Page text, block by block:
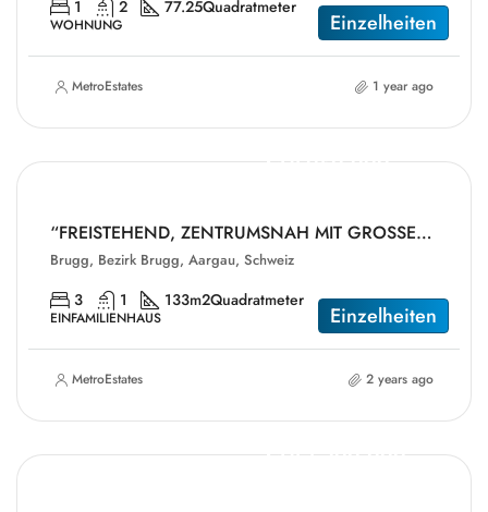
1 2 77.25Quadratmeter
WOHNUNG Einzelheiten
MetroEstates 1 year ago
CHF950,000
“FREISTEHEND, ZENTRUMSNAH MIT GROSSEM GRUNDSTÜCK”
Brugg, Bezirk Brugg, Aargau, Schweiz
3 1 133m2Quadratmeter
EINFAMILIENHAUS Einzelheiten
MetroEstates 2 years ago
CHF1,390,000